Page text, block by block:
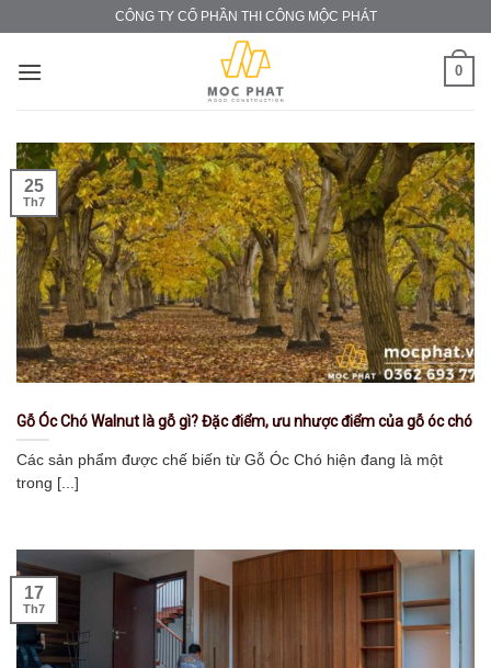
content
CÔNG TY CỔ PHẦN THI CÔNG MỘC PHÁT
0
Gỗ Óc Chó Walnut là gỗ gì? Đặc điểm, ưu nhược điểm của gỗ óc chó
Các sản phẩm được chế biến từ Gỗ Óc Chó hiện đang là một
trong [...]
25
Th7
17
Th7